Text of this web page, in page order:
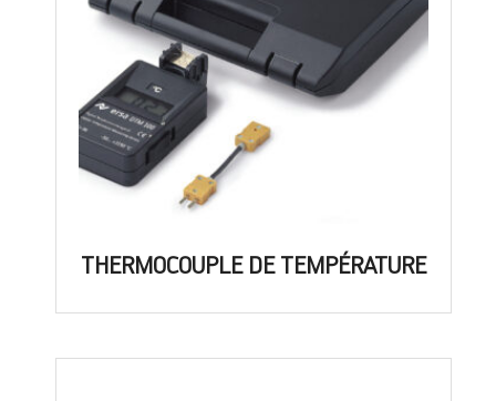
THERMOCOUPLE DE TEMPÉRATURE